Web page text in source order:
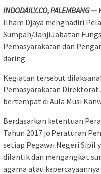
INDODAILY.CO, PALEMBANG —
Ilham Djaya menghadiri
Sumpah/Janji Jabatan
Pemasyarakatan dan
daring.
Kegiatan tersebut
Pemasyarakatan Direktorat
bertempat di Aula Musi
Berdasarkan ketentuan
Tahun 2017 jo Peraturan
setiap Pegawai Negeri Sipil
dilantik dan mengangkat
agama atau kepercayaannya